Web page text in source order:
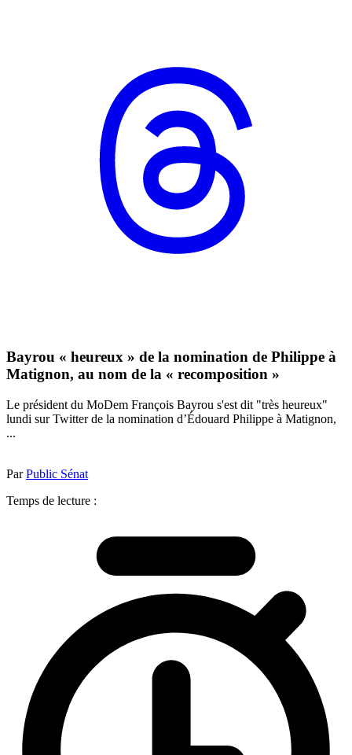
Bayrou « heureux » de la nomination de Philippe à
Matignon, au nom de la « recomposition »
Le président du MoDem François Bayrou s'est dit "très heureux"
lundi sur Twitter de la nomination d’Édouard Philippe à Matignon,
...
ParPublic Sénat
Temps de lecture :